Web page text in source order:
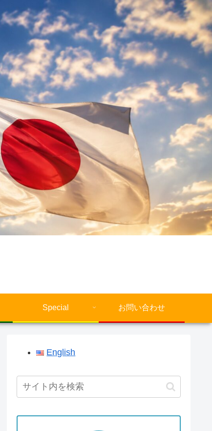
Special お問い合わせ
English